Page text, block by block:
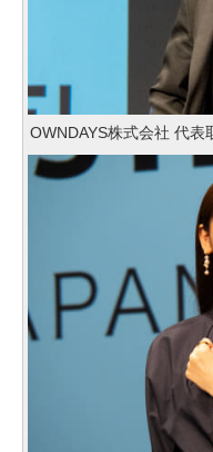
OWNDAYS株式会社 代表